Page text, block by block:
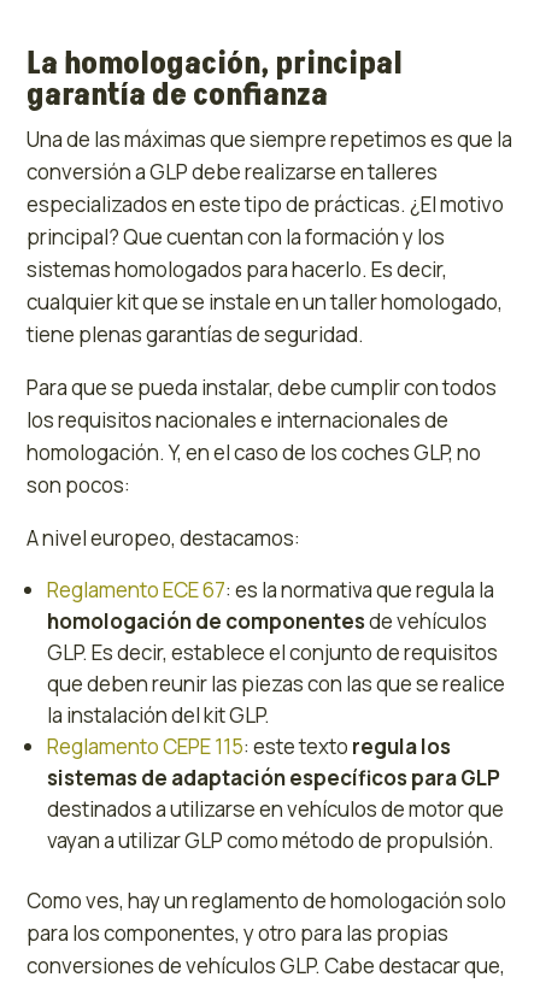
La homologación, principal
garantía de confianza
Una de las máximas que siempre repetimos es que la
conversión a GLP debe realizarse en talleres
especializados en este tipo de prácticas. ¿El motivo
principal? Que cuentan con la formación y los
sistemas homologados para hacerlo. Es decir,
cualquier kit que se instale en un taller homologado,
tiene plenas garantías de seguridad.
Para que se pueda instalar, debe cumplir con todos
los requisitos nacionales e internacionales de
homologación. Y, en el caso de los coches GLP, no
son pocos:
A nivel europeo, destacamos:
Reglamento ECE 67: es la normativa que regula la
homologación de componentesde vehículos
GLP. Es decir, establece el conjunto de requisitos
que deben reunir las piezas con las que se realice
la instalación del kit GLP.
Reglamento CEPE 115: este texto regula los
sistemas de adaptación específicos para GLP
destinados a utilizarse en vehículos de motor que
vayan a utilizar GLP como método de propulsión.
Como ves, hay un reglamento de homologación solo
para los componentes, y otro para las propias
conversiones de vehículos GLP. Cabe destacar que,